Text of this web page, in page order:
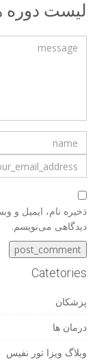
لیست دوره
ذخیره نام، ایمیل و
دیدگاهی می‌نویسم.
Catetories
پزشکان
درمان ها
وبلاگ ویزا تور نفیس